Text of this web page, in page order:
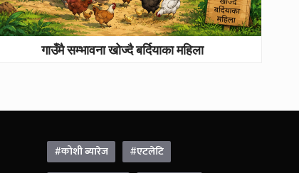
गाउँमै सम्भावना खोज्दै बर्दियाका महिला
#कोशी ब्यारेज
#एटलेटि